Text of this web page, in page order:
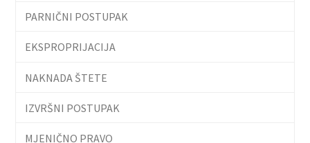
PARNIČNI POSTUPAK
EKSPROPRIJACIJA
NAKNADA ŠTETE
IZVRŠNI POSTUPAK
MJENIČNO PRAVO